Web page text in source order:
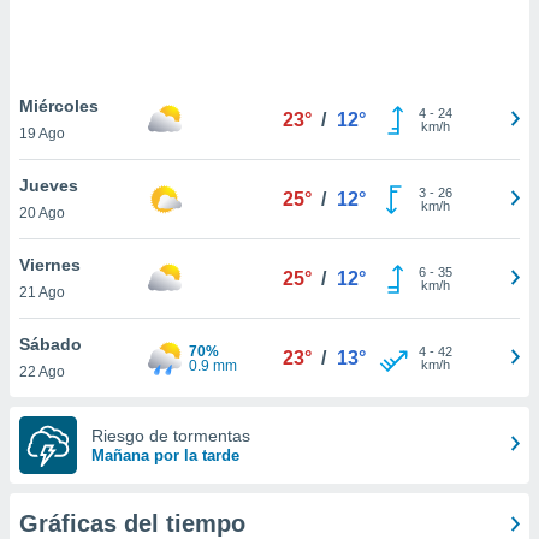
únicos
similares
como
sitio
de
posible
traten tus
en
Para
su
Miércoles
19 Ago
23° / 12° 4- 24
km/h
Jueves
20 Ago
25° / 12° 3- 26
km/h
Viernes
21 Ago
25° / 12° 6- 35
km/h
Sábado
22 Ago
70%
0.9 mm
23° / 13° 4- 42
km/h
Riesgo de tormentas
Mañana por la tarde
Gráficas del tiempo